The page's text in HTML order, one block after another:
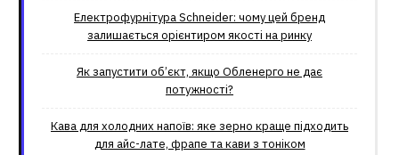
Електрофурнітура Schneider: чому цей бренд
залишається орієнтиром якості на ринку
Як запустити об’єкт, якщо Обленерго не дає
потужності?
Кава для холодних напоїв: яке зерно краще підходить
для айс-лате, фрапе та кави з тоніком